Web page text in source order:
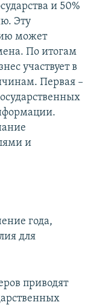
и 50%
Эту
может
По итогам
участвует в
Первая –
и
года,
для
приводят